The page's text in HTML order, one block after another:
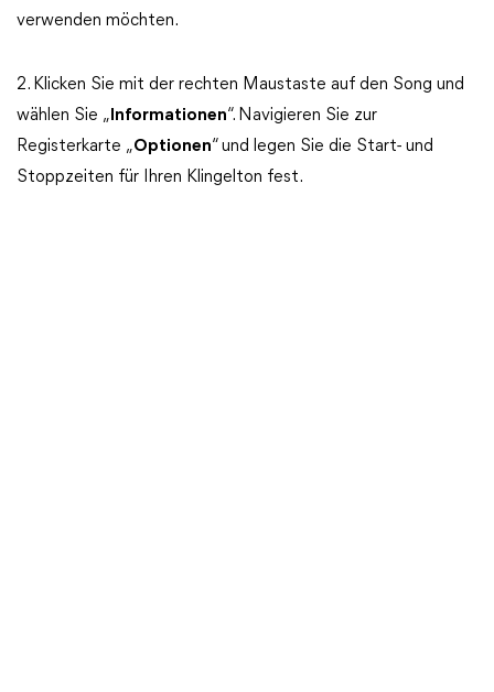
verwenden möchten.
2. Klicken Sie mit der rechten Maustaste auf den Song und
wählen Sie „ Informationen“. Navigieren Sie zur
Registerkarte „Optionen“ und legen Sie die Start- und
Stoppzeiten für Ihren Klingelton fest.